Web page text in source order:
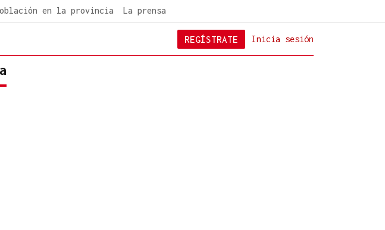
en la provincia La prensa
Inicia sesión
REGÍSTRATE